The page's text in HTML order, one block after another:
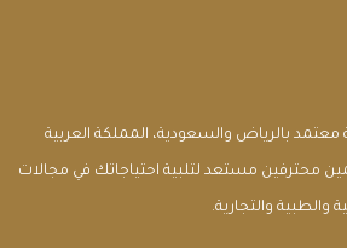
بالرياض والسعودية، المملكة العربية
محترفين مستعد لتلبية احتياجاتك في مجالات
والطبية والتجارية.